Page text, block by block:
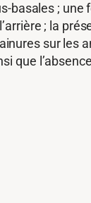
basales ;
; la
sur les
que